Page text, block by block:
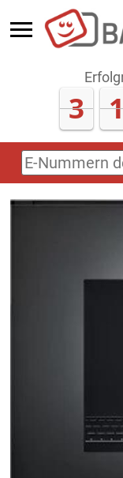
3
E-
Nummern
des